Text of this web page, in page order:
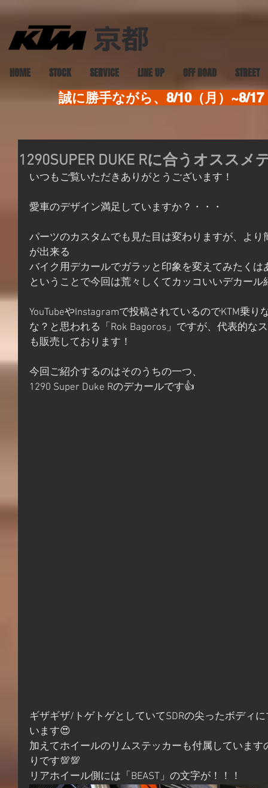
HOME STOCK SERVICE LINE UP OFF ROAD STREET
誠に勝手ながら、8/10（月）~8/
1290SUPER DUKE Rに合うオスス
いつもご覧いただきありがとうございます！
愛車のデザイン満足していますか？・・・
パーツのカスタムでも見た目は変わりますが、よ
が出来る
バイク用デカールでガラッと印象を変えてみたくは
ということで今回は荒々しくてカッコいいデカー
YouTubeやInstagramで投稿されているのでKTM乗
な？と思われる「Rok Bagoros」ですが、代表的な
も販売しております！
今回ご紹介するのはそのうちの一つ、
1290 Super Duke Rのデカールです👍
ギザギザ/トゲトゲとしていてSDRの尖ったボディ
います😍
加えてホイールのリムステッカーも付属していま
りです💯💯
リアホイール側には「BEAST」の文字が！！！